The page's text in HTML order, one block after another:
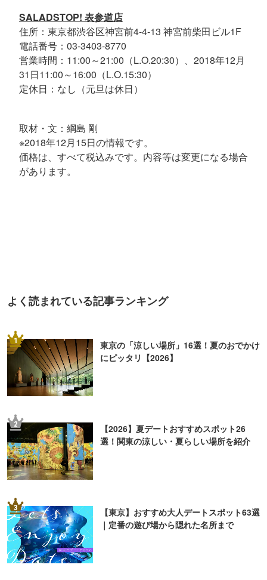
SALADSTOP! 表参道店
住所：東京都渋谷区神宮前4-4-13 神宮前柴田ビル1F
電話番号：03-3403-8770
営業時間：11:00～21:00（L.O.20:30）、2018年12月
31日11:00～16:00（L.O.15:30）
定休日：なし（元旦は休日）
取材・文：綱島 剛
※2018年12月15日の情報です。
価格は、すべて税込みです。内容等は変更になる場合
があります。
よく読まれている記事ランキング
1
東京の「涼しい場所」16選！夏のおでかけ
にピッタリ【2026】
2
【2026】夏デートおすすめスポット26
選！関東の涼しい・夏らしい場所を紹介
3
【東京】おすすめ大人デートスポット63選
｜定番の遊び場から隠れた名所まで